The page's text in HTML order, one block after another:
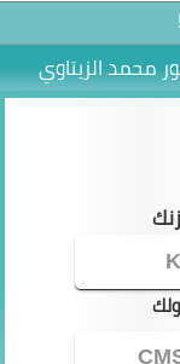
محمد الزيتاوي